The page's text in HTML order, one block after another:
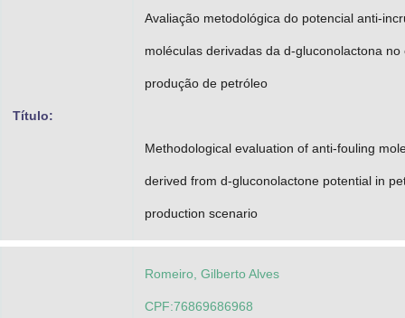
Título:
Avaliação metodológica do potencial anti-
moléculas derivadas da d-gluconolactona no
produção de petróleo
Methodological evaluation of anti-fouling
derived from d-gluconolactone potential in
production scenario
Romeiro, Gilberto Alves
CPF:76869686968